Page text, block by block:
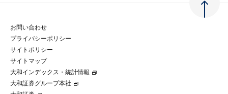
金融経済教育等
マルチステークホルダー方針
パートナーシップ構築宣言
大和総研の歩み
グループ会社
経験者採用
お問い合わせ
プライバシーポリシー
サイトポリシー
サイトマップ
大和インデックス・統計情報
大和証券グループ本社